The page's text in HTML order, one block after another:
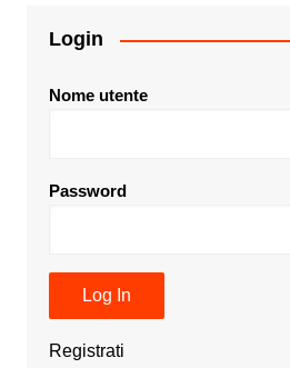
Login
Nome utente
Password
Registrati